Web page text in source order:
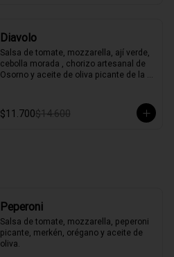
Diavolo
Salsa de tomate, mozzarella, ají verde,
cebolla morada , chorizo artesanal de
Osorno y aceite de oliva picante de la
$11.700$14.600
Peperoni
Salsa de tomate, mozzarella, peperoni
picante, merkén, orégano y aceite de
oliva.